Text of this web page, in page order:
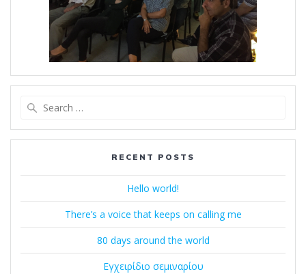
RECENT POSTS
Hello world!
There’s a voice that keeps on calling me
80 days around the world
Εγχειρίδιο σεμιναρίου